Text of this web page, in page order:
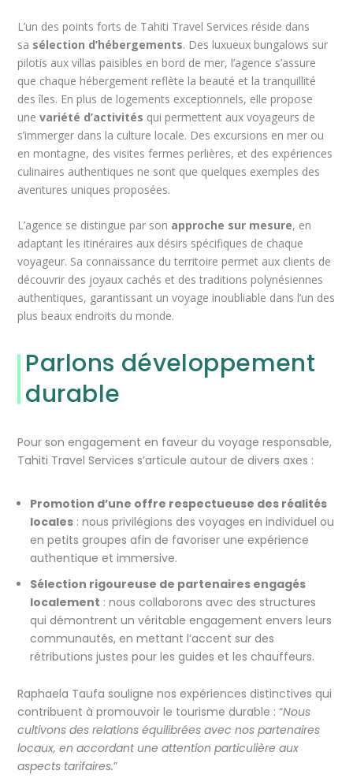
L’un des points forts de Tahiti Travel Services réside dans
sa sélection d’hébergements. Des luxueux bungalows sur
pilotis aux villas paisibles en bord de mer, l’agence s’assure
que chaque hébergement reflète la beauté et la tranquillité
des îles. En plus de logements exceptionnels, elle propose
une variété d’activités qui permettent aux voyageurs de
s’immerger dans la culture locale. Des excursions en mer ou
en montagne, des visites fermes perlières, et des expériences
culinaires authentiques ne sont que quelques exemples des
aventures uniques proposées.
L’agence se distingue par son approche sur mesure, en
adaptant les itinéraires aux désirs spécifiques de chaque
voyageur. Sa connaissance du territoire permet aux clients de
découvrir des joyaux cachés et des traditions polynésiennes
authentiques, garantissant un voyage inoubliable dans l’un des
plus beaux endroits du monde.
Parlons développement
durable
Pour son engagement en faveur du voyage responsable,
Tahiti Travel Services s’articule autour de divers axes :
Promotion d’une offre respectueuse des réalités
locales : nous privilégions des voyages en individuel ou
en petits groupes afin de favoriser une expérience
authentique et immersive.
Sélection rigoureuse de partenaires engagés
localement : nous collaborons avec des structures
qui démontrent un véritable engagement envers leurs
communautés, en mettant l’accent sur des
rétributions justes pour les guides et les chauffeurs.
Raphaela Taufa souligne nos expériences distinctives qui
contribuent à promouvoir le tourisme durable : “Nous
cultivons des relations équilibrées avec nos partenaires
locaux, en accordant une attention particulière aux
aspects tarifaires.”